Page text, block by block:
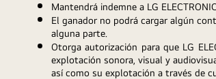
Mantendrá indemne a LG
El ganador no podrá cargar algún
alguna parte.
Otorga autorización para que LG
explotación sonora, visual y
así como su explotación a través de